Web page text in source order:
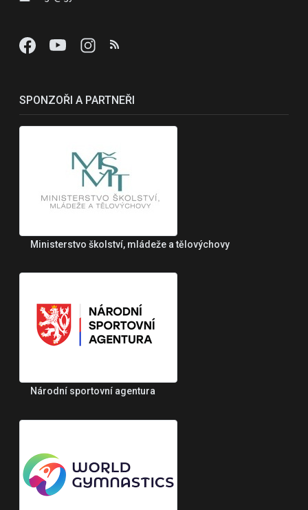
SPONZOŘI A PARTNEŘI
Ministerstvo školství, mládeže a tělovýchovy
Národní sportovní agentura